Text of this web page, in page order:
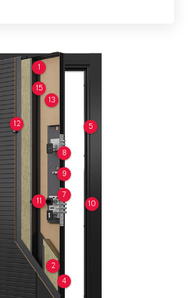
1
2
4
5
7
8
9
10
11
12
13
15